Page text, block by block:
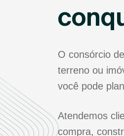
O consórcio
terreno ou
você pode
Atendemos
compra,